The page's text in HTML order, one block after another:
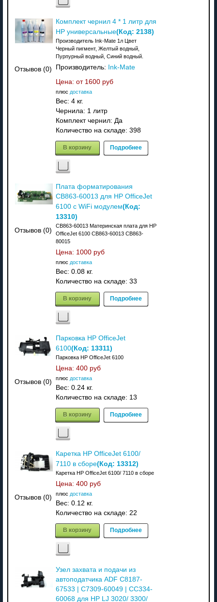
Отзывов (0)
Комплект чернил 4 * 1 литр для
HP универсальные(Код: 2138)
Производитель Ink-Mate 1л Цвет
Черный пигмент, Желтый водный,
Пурпурный водный, Синий водный.
Производитель: Ink-Mate
Цена: от 1600 руб
плюс доставка
Вес: 4 кг.
Чернила: 1 литр
Комплект чернил: Да
Количество на складе: 398
В корзину Подробнее
Отзывов (0)
Плата форматирования
CB863-60013 для HP OfficeJet
6100 с WiFi модулем(Код:
13310)
CB863-60013 Материнская плата для HP
OfficeJet 6100 CB863-60013 CB863-
80015
Цена: 1000 руб
плюс доставка
Вес: 0.08 кг.
Количество на складе: 33
В корзину Подробнее
Отзывов (0)
Парковка HP OfficeJet
6100(Код: 13311)
Парковка HP OfficeJet 6100
Цена: 400 руб
плюс доставка
Вес: 0.24 кг.
Количество на складе: 13
В корзину Подробнее
Отзывов (0)
Каретка HP OfficeJet 6100/
7110 в сборе(Код: 13312)
Каретка HP OfficeJet 6100/ 7110 в сборе
Цена: 400 руб
плюс доставка
Вес: 0.12 кг.
Количество на складе: 22
В корзину Подробнее
Узел захвата и подачи из
автоподатчика ADF C8187-
67533 | C7309-60049 | CC334-
60068 для HP LJ 3020/ 3300/